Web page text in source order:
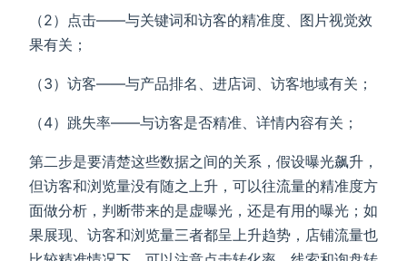
（2）点击——与关键词和访客的精准度、图片视觉效
果有关；
（3）访客——与产品排名、进店词、访客地域有关；
（4）跳失率——与访客是否精准、详情内容有关；
第二步是要清楚这些数据之间的关系，假设曝光飙升，
但访客和浏览量没有随之上升，可以往流量的精准度方
面做分析，判断带来的是虚曝光，还是有用的曝光；如
果展现、访客和浏览量三者都呈上升趋势，店铺流量也